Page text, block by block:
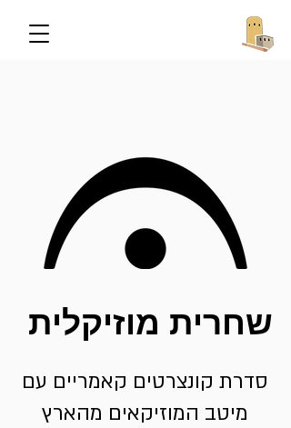
שחרית מוזיקלית
סדרת קונצרטים קאמריים עם
מיטב המוזיקאים מהארץ